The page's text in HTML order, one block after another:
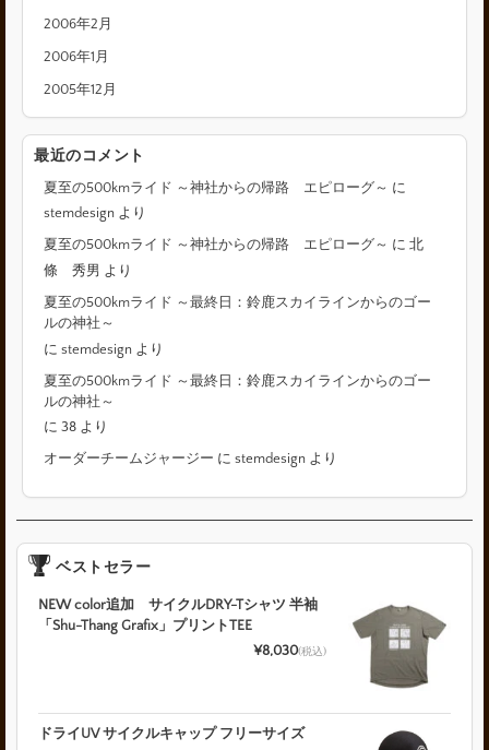
2006年2月
2006年1月
2005年12月
最近のコメント
夏至の500kmライド ～神社からの帰路 エピローグ～ に
stemdesign より
夏至の500kmライド ～神社からの帰路 エピローグ～ に北
條 秀男 より
夏至の500kmライド ～最終日：鈴鹿スカイラインからのゴー
ルの神社～
にstemdesign より
夏至の500kmライド ～最終日：鈴鹿スカイラインからのゴー
ルの神社～
に38 より
オーダーチームジャージー にstemdesign より
ベストセラー
NEW color追加 サイクルDRY-Tシャツ 半袖
「Shu-Thang Grafix」プリントTEE
¥8,030(税込)
ドライUV サイクルキャップ フリーサイズ